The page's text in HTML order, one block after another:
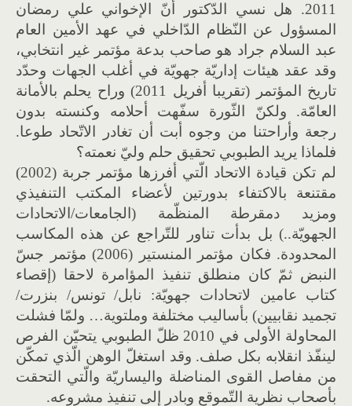
2011. هل نسي الدّكتور أنّ الإخواني علي رمضان
المسؤول عن النّظام الدّاخلي في عهد الأمين العام
عبد السلام جراد هو صاحب بدعة مؤتمر غير انتخابي،
وقد عقد هيئات إداريّة جهويّة في أغلب الجهات وحدّد
تاريخ المؤتمر (تقريبا أفريل 2011) وراح يحلم بالأمانة
العامّة. ولكنّ الثّورة سفّهت أحلامه وكنسته بدون
رجعة وأراحتنا من وجوه أبت أن تغادر الاتّحاد طوعا.
فلماذا يريد الطبوبي تحقيق حلم وليّ نعمته؟
لم تكن قيادة الاتحاد الّتي أفرزها مؤتمر جربة (2002)
مقتنعة بالاكتفاء بدورتين لأعضاء المكتب التنفيذي
ومزيد دمقرطة المنظّمة (الجامعات/الاتحادات
الجهويّة..) بل بدأت تناور للتّراجع عن هذه المكاسب
المحدودة. فكان مؤتمر المنستير (2006) مؤتمر جسّ
النبض ثمّ كان منطلق تنفيذ المؤامرة لاحقا (إقصاء
كتاب عامين لاتحادات جهويّة: نابل/ تونس/ بنزرت/
تجميد نقابيين) بأساليب مختلفة وملتوية… ولمّا فشلت
المحاولة الأولى في 2010 ظلّ الطبوبي يتحيّن الفرص
لينفّذ انقلابه بكل صلف. وقد استغلّ الوهن الّذي تمكّن
من مفاصل القوى المناضلة واليساريّة والّتي التحقت
بأصحاب نظرية التّموقع وبادر إلى تنفيذ مشروعه.